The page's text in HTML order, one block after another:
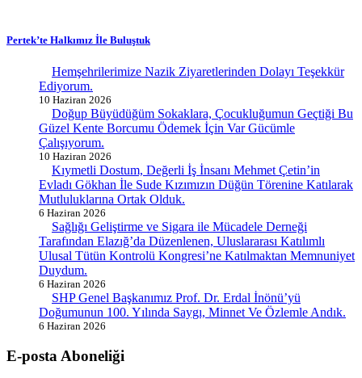
Pertek’te Halkımız İle Buluştuk
Hemşehrilerimize Nazik Ziyaretlerinden Dolayı Teşekkür
Ediyorum.
10 Haziran 2026
Doğup Büyüdüğüm Sokaklara, Çocukluğumun Geçtiği Bu
Güzel Kente Borcumu Ödemek İçin Var Gücümle
Çalışıyorum.
10 Haziran 2026
Kıymetli Dostum, Değerli İş İnsanı Mehmet Çetin’in
Evladı Gökhan İle Sude Kızımızın Düğün Törenine Katılarak
Mutluluklarına Ortak Olduk.
6 Haziran 2026
Sağlığı Geliştirme ve Sigara ile Mücadele Derneği
Tarafından Elazığ’da Düzenlenen, Uluslararası Katılımlı
Ulusal Tütün Kontrolü Kongresi’ne Katılmaktan Memnuniyet
Duydum.
6 Haziran 2026
SHP Genel Başkanımız Prof. Dr. Erdal İnönü’yü
Doğumunun 100. Yılında Saygı, Minnet Ve Özlemle Andık.
6 Haziran 2026
E-posta Aboneliği